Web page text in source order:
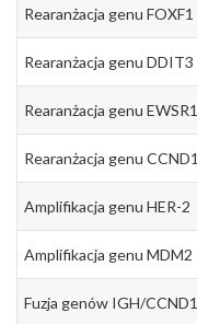
Rearanżacja genu FOXF1
Rearanżacja genu DDIT3
Rearanżacja genu EWSR1
Rearanżacja genu CCND1
Amplifikacja genu HER-2
Amplifikacja genu MDM2
Fuzja genów IGH/CCND1